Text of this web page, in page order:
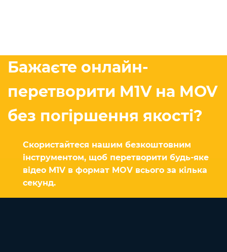
Бажаєте онлайн-
перетворити M1V на MOV
без погіршення якості?
Скористайтеся нашим безкоштовним
інструментом, щоб перетворити будь-яке
відео M1V в формат MOV всього за кілька
секунд.